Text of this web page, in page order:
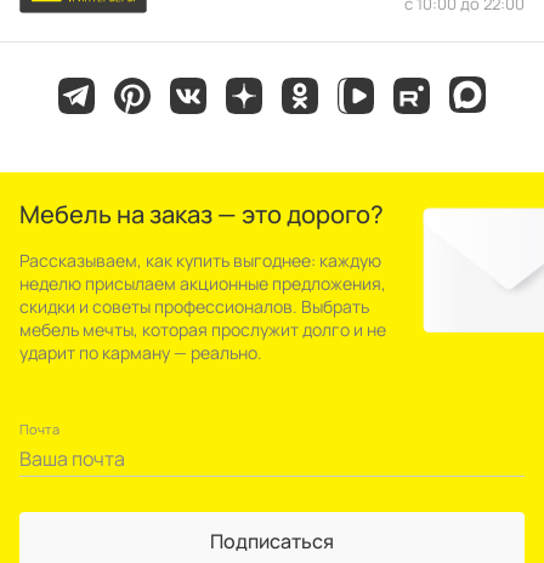
Мебель на заказ — это дорого?
Рассказываем, как купить выгоднее: каждую
неделю присылаем акционные предложения,
скидки и советы профессионалов. Выбрать
мебель мечты, которая прослужит долго и не
ударит по карману — реально.
Почта
Подписаться